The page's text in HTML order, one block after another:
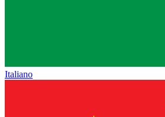
Italiano